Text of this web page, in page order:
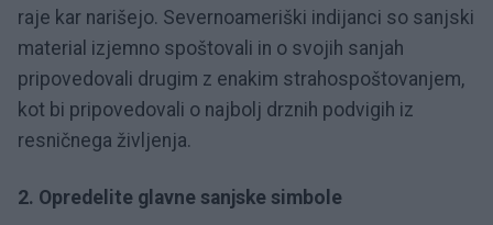
raje kar narišejo. Severnoameriški indijanci so sanjski
material izjemno spoštovali in o svojih sanjah
pripovedovali drugim z enakim strahospoštovanjem,
kot bi pripovedovali o najbolj drznih podvigih iz
resničnega življenja.
2. Opredelite glavne sanjske simbole